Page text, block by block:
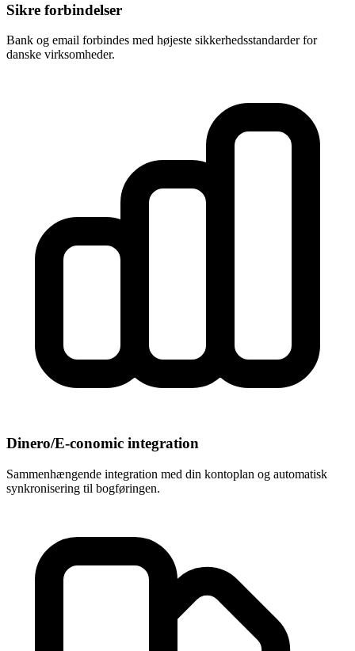
Sikre forbindelser
Bank og email forbindes med højeste sikkerhedsstandarder for
danske virksomheder.
Dinero/E-conomic integration
Sammenhængende integration med din kontoplan og automatisk
synkronisering til bogføringen.